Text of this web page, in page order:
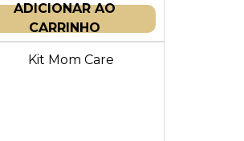
ADICIONAR AO
CARRINHO